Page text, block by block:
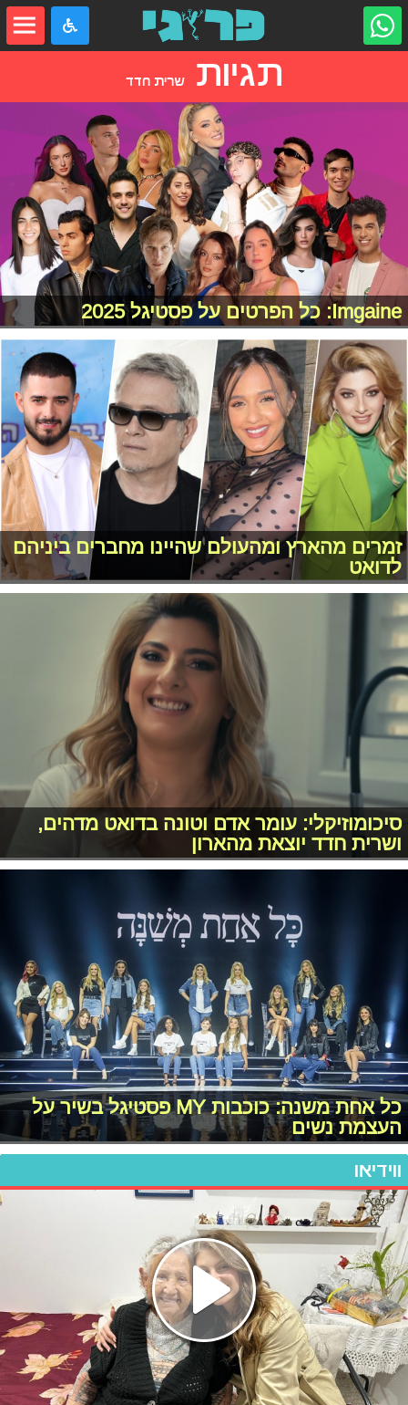
תגיותשרית חדד
Imgaine: כל הפרטים על פסטיגל 2025
זמרים מהארץ ומהעולם שהיינו מחברים ביניהם
לדואט
סיכומוזיקלי: עומר אדם וטונה בדואט מדהים,
ושרית חדד יוצאת מהארון
כל אחת משנה: כוכבות MY פסטיגל בשיר על
העצמת נשים
ווידיאו